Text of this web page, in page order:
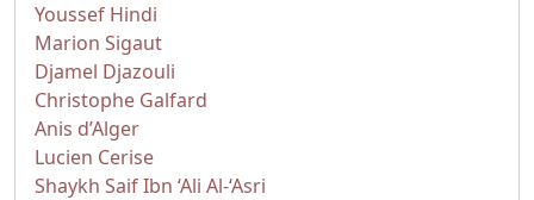
Youssef Hindi
Marion Sigaut
Djamel Djazouli
Christophe Galfard
Anis d’Alger
Lucien Cerise
Shaykh Saif Ibn ‘Ali Al-‘Asri